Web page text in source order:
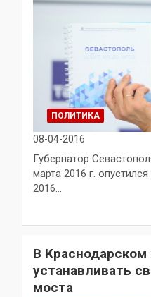
ПОЛИТИКА
08-04-2016
Губернатор
марта 2016 г.
2016…
В Краснодарском
устанавливать
моста